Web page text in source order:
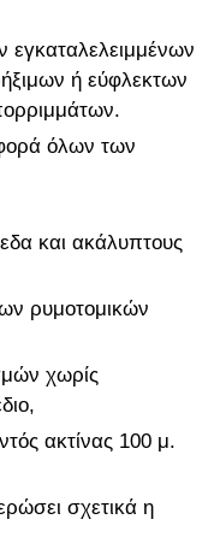
ή εύφλεκτων
όλων των
και ακάλυπτους
ρυμοτομικών
χωρίς
ακτίνας 100 μ.
σχετικά η